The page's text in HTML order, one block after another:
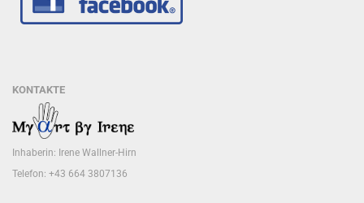
KONTAKTE
Inhaberin: Irene Wallner-Hirn
Telefon: +43 664 3807136